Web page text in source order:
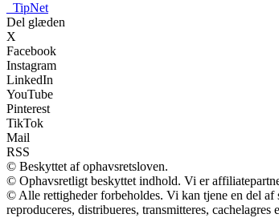
TipNet
Del glæden
X
Facebook
Instagram
LinkedIn
YouTube
Pinterest
TikTok
Mail
RSS
© Beskyttet af ophavsretsloven.
© Ophavsretligt beskyttet indhold. Vi er
© Alle rettigheder forbeholdes. Vi kan tjene en del af
reproduceres, distribueres, transmitteres,